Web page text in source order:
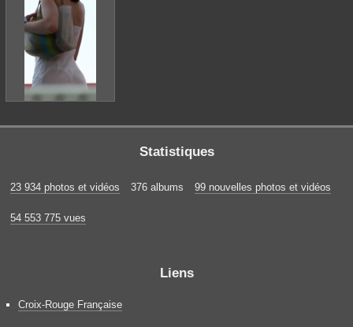
Statistiques
23 934 photos et vidéos 376 albums 99 nouvelles photos et vidéos
54 553 775 vues
Liens
Croix-Rouge Française